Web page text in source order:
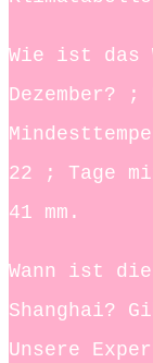
Wie ist das
Dezember?
22 ; Tage
41 mm.
Wann ist
Shanghai?
Unsere